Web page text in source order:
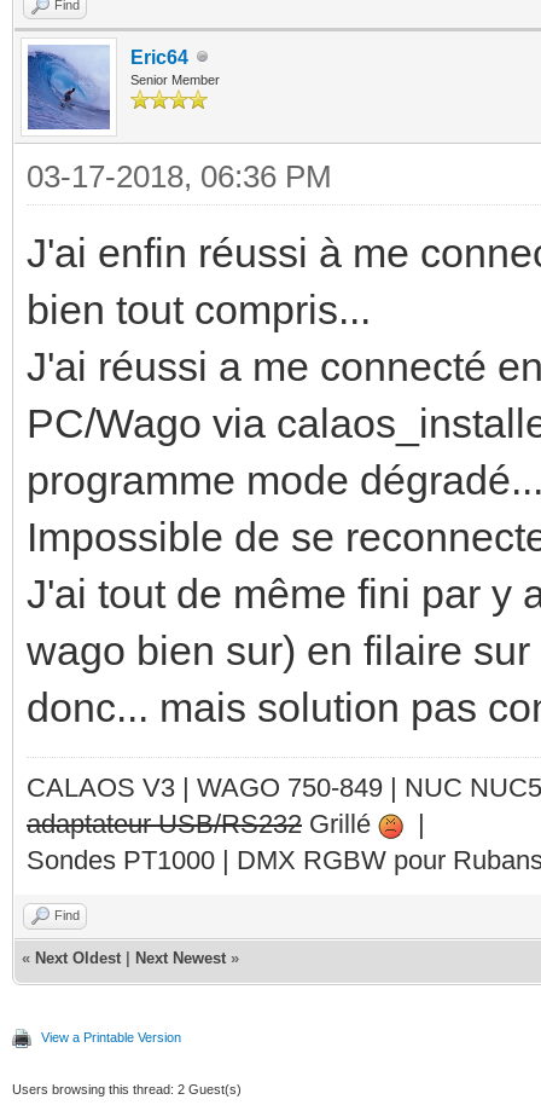
Find
Eric64
Senior Member
03-17-2018, 06:36 PM
J'ai enfin réussi à me
bien tout compris...
J'ai réussi a me connecté
PC/Wago via
programme mode
Impossible de se
J'ai tout de même fini par y
wago bien sur) en filaire
donc... mais solution pas
CALAOS V3 | WAGO 750-849 | NUC
adaptateur USB/RS232 Grillé
|
Sondes PT1000 | DMX RGBW pour
Find
« Next Oldest Next Newest »
View a Printable Version
Users browsing this thread: 2 Guest(s)